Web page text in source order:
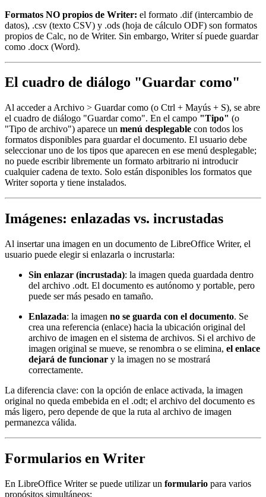
Formatos NO propios de Writer: el formato .dif (intercambio de
datos), .csv (texto CSV) y .ods (hoja de cálculo ODF) son formatos
propios de Calc, no de Writer. Sin embargo, Writer sí puede guardar
como .docx (Word).
El cuadro de diálogo "Guardar como"
Al acceder a Archivo > Guardar como (o Ctrl + Mayús + S), se abre
el cuadro de diálogo "Guardar como". En el campo "Tipo" (o
"Tipo de archivo") aparece un menú desplegable con todos los
formatos disponibles para guardar el documento. El usuario debe
seleccionar uno de los tipos que aparecen en ese menú desplegable;
no puede escribir libremente un formato arbitrario ni introducir
cualquier cadena de texto. Solo están disponibles los formatos que
Writer soporta y tiene instalados.
Imágenes: enlazadas vs. incrustadas
Al insertar una imagen en un documento de LibreOffice Writer, el
usuario puede elegir si enlazarla o incrustarla:
Sin enlazar (incrustada): la imagen queda guardada dentro
del archivo .odt. El documento es autónomo y portable, pero
puede ser más pesado en tamaño.
Enlazada: la imagen no se guarda con el documento. Se
crea una referencia (enlace) hacia la ubicación original del
archivo de imagen en el sistema de archivos. Si el archivo de
imagen original se mueve, se renombra o se elimina, el enlace
dejará de funcionar y la imagen no se mostrará
correctamente.
La diferencia clave: con la opción de enlace activada, la imagen
original no queda embebida en el .odt; el archivo del documento es
más ligero, pero depende de que la ruta al archivo de imagen
permanezca válida.
Formularios en Writer
En LibreOffice Writer se puede utilizar un formulario para varios
propósitos simultáneos: